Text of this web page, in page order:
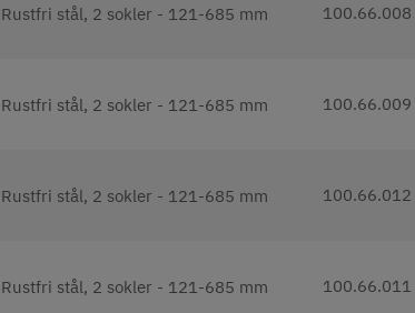
100.66.008
100.66.009
100.66.012
100.66.011